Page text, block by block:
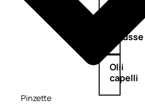
Mousse
Olii
capelli
Pinzette